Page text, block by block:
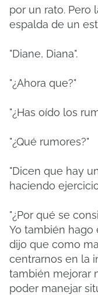
por un rato. Pero
espalda de un
"Diane, Diana".
"¿Ahora que?"
"¿Has oído los
"¿Qué rumores?"
"Dicen que hay
haciendo
"¿Por qué se
Yo también hago
dijo que como
centrarnos en la
también mejorar
poder manejar